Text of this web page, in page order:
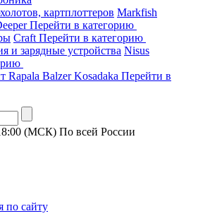
картплоттеров Markfish
Перейти в категорию
Craft Перейти в категорию
и зарядные устройства Nisus
Rapala BalzerKosadaka Перейти в
(МСК) По всей России
по сайту